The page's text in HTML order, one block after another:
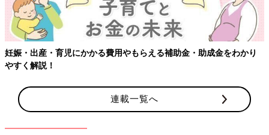
妊娠・出産・育児にかかる費用やもらえる補助金・助成金をわかり
やすく解説！
連載一覧へ